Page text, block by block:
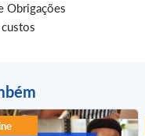
Obrigações